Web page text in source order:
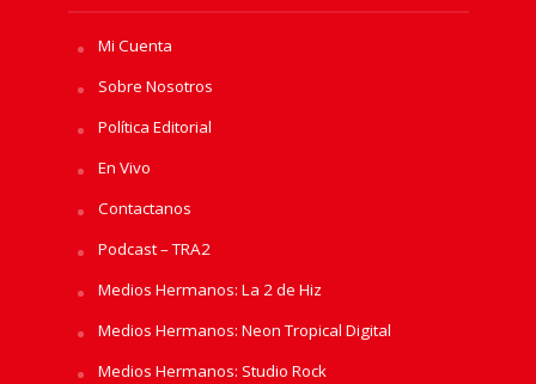
Mi Cuenta
Sobre Nosotros
Política Editorial
En Vivo
Contactanos
Podcast – TRA2
Medios Hermanos: La 2 de Hiz
Medios Hermanos: Neon Tropical Digital
Medios Hermanos: Studio Rock